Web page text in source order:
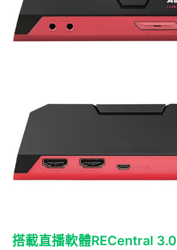
搭載直播軟體RECentral 3.0